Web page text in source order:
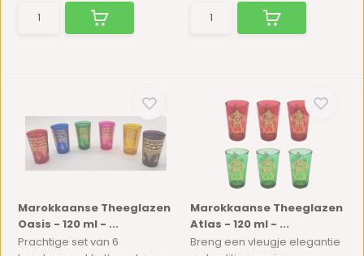
Marokkaanse Theeglazen
Oasis - 120 ml - ...
Prachtige set van 6
Marokkaanse Theeglazen
Atlas - 120 ml - ...
Breng een vleugje elegantie